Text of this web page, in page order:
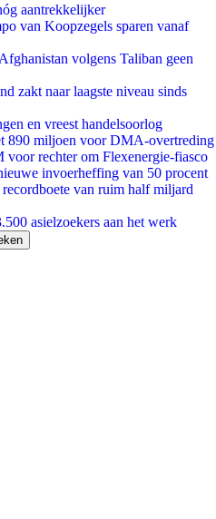
aantrekkelijker
van Koopzegels sparen vanaf
volgens Taliban geen
zakt naar laagste niveau sinds
en vreest handelsoorlog
890 miljoen voor DMA-overtreding
rechter om Flexenergie-fiasco
invoerheffing van 50 procent
van ruim half miljard
asielzoekers aan het werk